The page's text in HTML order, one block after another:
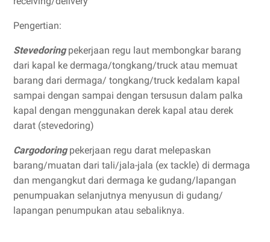
Pengertian:
Stevedoring pekerjaan regu laut membongkar barang
dari kapal ke dermaga/tongkang/truck atau memuat
barang dari dermaga/ tongkang/truck kedalam kapal
sampai dengan sampai dengan tersusun dalam palka
kapal dengan menggunakan derek kapal atau derek
darat (stevedoring)
Cargodoring pekerjaan regu darat melepaskan
barang/muatan dari tali/jala-jala (ex tackle) di dermaga
dan mengangkut dari dermaga ke gudang/lapangan
penumpuakan selanjutnya menyusun di gudang/
lapangan penumpukan atau sebaliknya.